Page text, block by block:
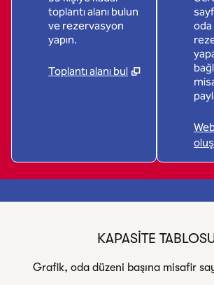
toplantı alanı bulun
ve rezervasyon
yapın.
Toplantı alanı bul
oda
KAPASITE
Grafik, oda düzeni başına misafir